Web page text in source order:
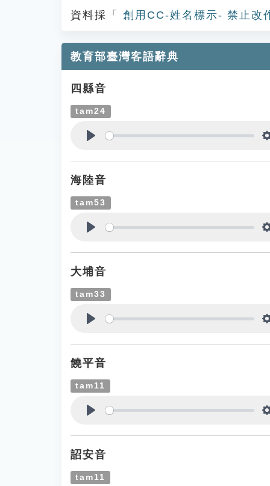
資料採「
創用CC-姓名標示- 禁止改
教育部臺灣客語辭典
四縣音
tam24
海陸音
tam53
大埔音
tam33
饒平音
tam11
詔安音
tam11